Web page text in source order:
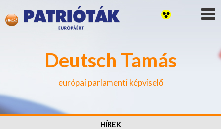
Deutsch Tamás
európai parlamenti képviselő
HÍREK